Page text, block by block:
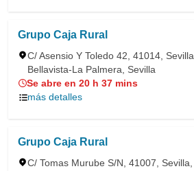
Grupo Caja Rural
C/ Asensio Y Toledo 42, 41014, Sevilla,
Bellavista-La Palmera, Sevilla
Se abre en 20 h 37 mins
más detalles
Grupo Caja Rural
C/ Tomas Murube S/N, 41007, Sevilla,